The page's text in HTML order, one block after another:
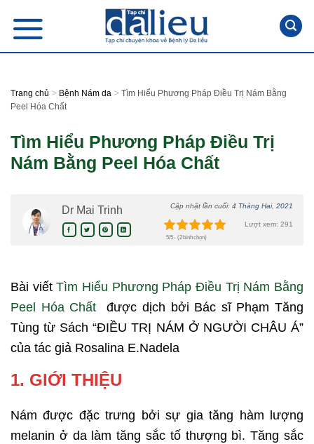
content
Trang chủ > Bệnh Nám da > Tìm Hiểu Phương Pháp Điều Trị Nám Bằng
Peel Hóa Chất
Tìm Hiểu Phương Pháp Điều Trị
Nám Bằng Peel Hóa Chất
Dr Mai Trinh Cập nhật lần cuối: 4 Tháng Hai, 2021
5/5 - (2 bình chọn)
Lượt xem: 291
Bài viếtTìm Hiểu Phương Pháp Điều Trị Nám Bằng
Peel Hóa Chấtđược dịch bởi Bác sĩ Phạm Tăng
Tùng từ Sách “ĐIỀU TRỊ NÁM Ở NGƯỜI CHÂU Á”
của tác giả Rosalina E.Nadela
1. GIỚI THIỆU
Nám được đặc trưng bởi sự gia tăng hàm lượng
melanin ở da làm tăng sắc tố thượng bì. Tăng sắc